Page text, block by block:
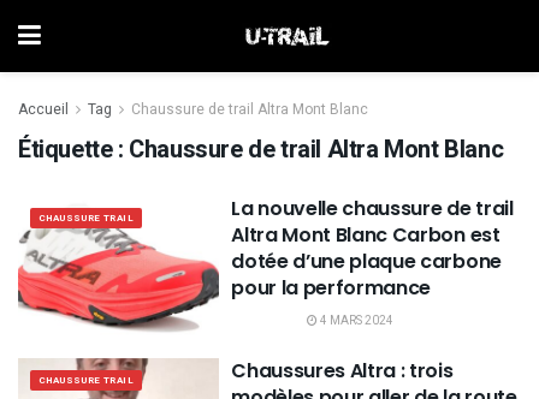
Accueil Tag Chaussure de trail Altra Mont Blanc
Étiquette : Chaussure de trail Altra Mont Blanc
CHAUSSURE TRAIL
La nouvelle chaussure de trail
Altra Mont Blanc Carbon est
dotée d’une plaque carbone
pour la performance
4 MARS 2024
CHAUSSURE TRAIL
Chaussures Altra : trois